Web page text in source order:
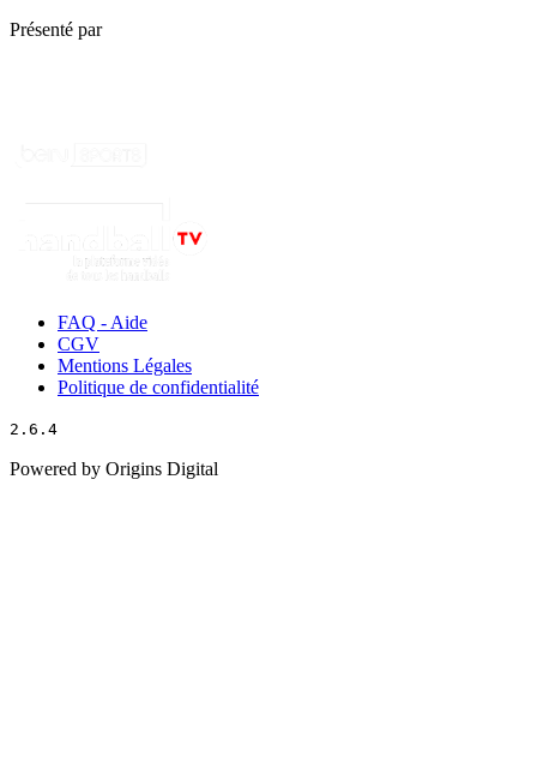
Présenté par
FAQ - Aide
CGV
Mentions Légales
Politique de confidentialité
2.6.4
Powered by Origins Digital